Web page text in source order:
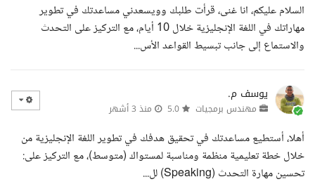
السلام عليكم، انا غنى، قرأت طلبك وويسعدني مساعدتك في تطوير
مهاراتك في اللغة الإنجليزية خلال 10 أيام، مع التركيز على التحدث
والاستماع إلى جانب تبسيط القواعد الأس...
يوسف م.
مهندس برمجيات منذ 3 أشهر
أهلا، أستطيع مساعدتك في تحقيق هدفك في تطوير اللغة الإنجليزية من
خلال خطة تعليمية منظمة ومناسبة لمستواك (متوسط)، مع التركيز على:
تحسين مهارة التحدث (Speaking) لل...